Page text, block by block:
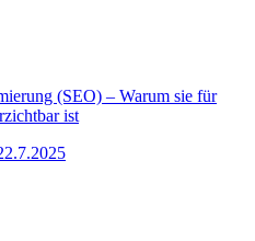
(SEO) – Warum sie für
ist